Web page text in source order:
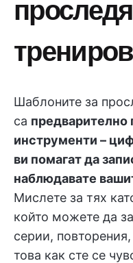
Шаблоните за
са предварително
инструменти –
ви помагат да
наблюдавате
Мислете за тях
който можете да
серии,
това как сте се